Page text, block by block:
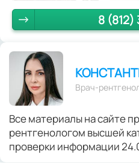
8
Врач-
Все материалы на сайте
рентгенологом высшей
проверки информации